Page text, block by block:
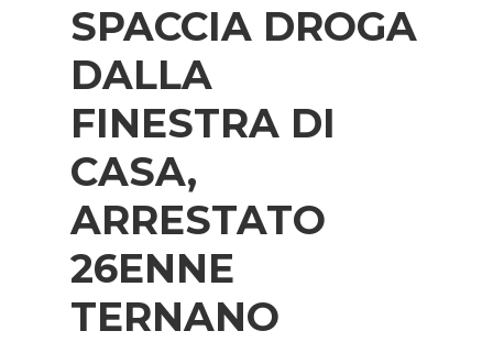
SPACCIA DROGA
DALLA
FINESTRA DI
CASA,
ARRESTATO
26ENNE
TERNANO